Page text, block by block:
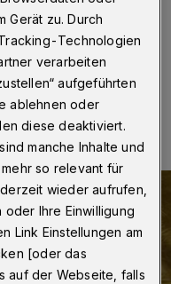
Beobachtung
Lesezeit
Gerät zu. Durch
Technologien
verarbeiten
aufgeführten
ablehnen oder
diese deaktiviert.
manche Inhalte und
so relevant für
wieder aufrufen,
oder Ihre Einwilligung
Link Einstellungen am
[oder das
auf der Webseite, falls